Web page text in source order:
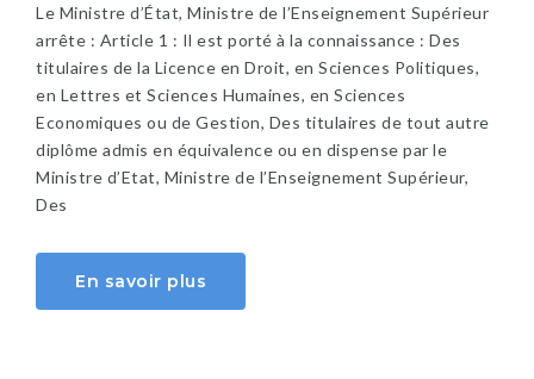
Le Ministre d’État, Ministre de l’Enseignement Supérieur
arrête : Article 1 : Il est porté à la connaissance : Des
titulaires de la Licence en Droit, en Sciences Politiques,
en Lettres et Sciences Humaines, en Sciences
Economiques ou de Gestion, Des titulaires de tout autre
diplôme admis en équivalence ou en dispense par le
Ministre d’Etat, Ministre de l’Enseignement Supérieur,
Des
En savoir plus